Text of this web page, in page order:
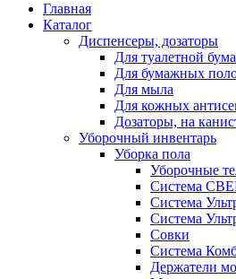
Главная
Каталог
Диспенсеры, дозаторы
Для туалетной
Для бумажных
Для мыла
Для кожных
Дозаторы, на
Уборочный инвентарь
Уборка пола
Уборочные
Система
Система
Система
Совки
Система
Держатели